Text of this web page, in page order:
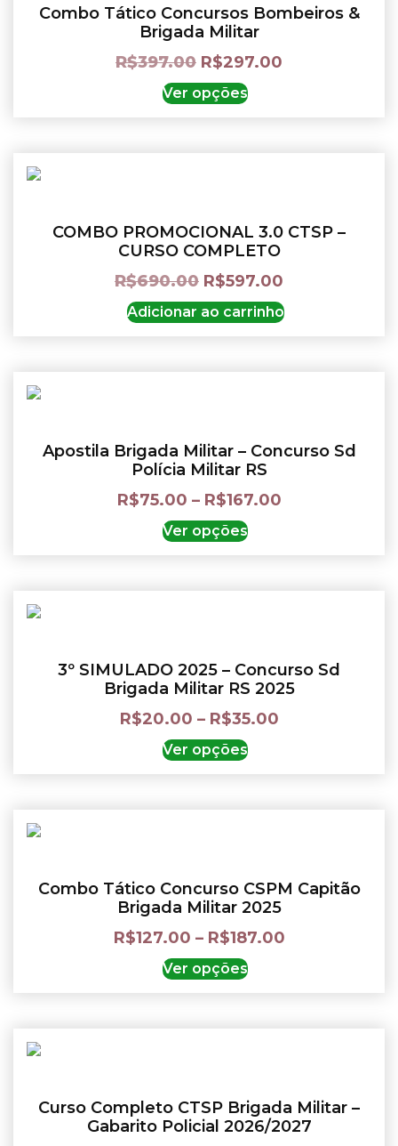
Combo Tático Concursos Bombeiros &
Brigada Militar
R$397.00 R$297.00
Ver opções
COMBO PROMOCIONAL 3.0 CTSP –
CURSO COMPLETO
R$690.00 R$597.00
Adicionar ao carrinho
Apostila Brigada Militar – Concurso Sd
Polícia Militar RS
R$75.00 – R$167.00
Ver opções
3º SIMULADO 2025 – Concurso Sd
Brigada Militar RS 2025
R$20.00 – R$35.00
Ver opções
Combo Tático Concurso CSPM Capitão
Brigada Militar 2025
R$127.00 – R$187.00
Ver opções
Curso Completo CTSP Brigada Militar –
Gabarito Policial 2026/2027